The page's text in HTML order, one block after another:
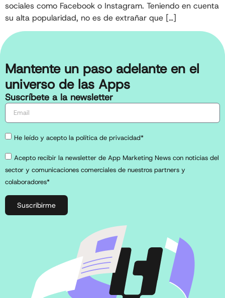
sociales como Facebook o Instagram. Teniendo en cuenta
su alta popularidad, no es de extrañar que […]
Mantente un paso adelante en el
universo de las Apps
Suscríbete a la newsletter
He leído y acepto la política de privacidad*
Acepto recibir la newsletter de App Marketing News con noticias del
sector y comunicaciones comerciales de nuestros partners y
colaboradores*
Suscribirme